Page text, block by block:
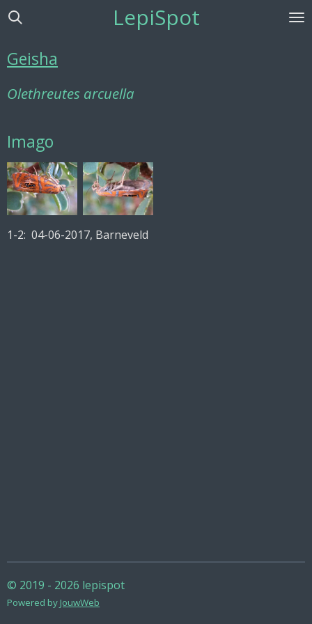
Ga
de
LepiSpot
Geisha
Olethreutes arcuella
Imago
1-2: 04-06-2017, Barneveld
© 2019 - 2026 lepispot
Powered by JouwWeb